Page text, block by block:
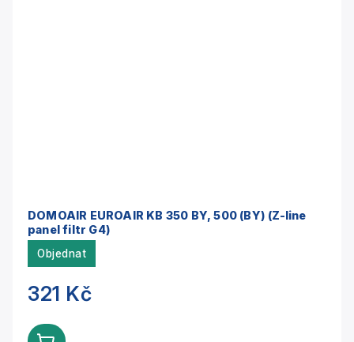
DOMOAIR EUROAIR KB 350 BY, 500 (BY) (Z-line
panel filtr G4)
Objednat
321 Kč